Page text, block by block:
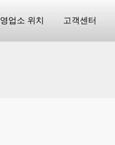
영업소 위치 고객센터